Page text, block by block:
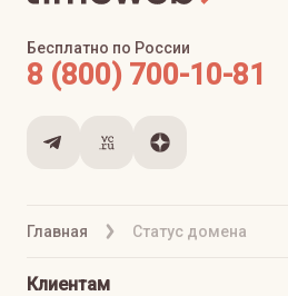
Главная Статус домена
Бесплатно по России
8 (800) 700-10-81
Клиентам